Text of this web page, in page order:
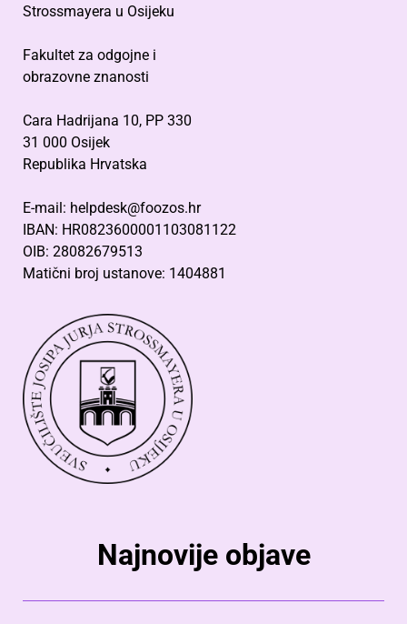
Strossmayera u Osijeku
Fakultet za odgojne i
obrazovne znanosti
Cara Hadrijana 10, PP 330
31 000 Osijek
Republika Hrvatska
E-mail: helpdesk@foozos.hr
IBAN: HR0823600001103081122
OIB: 28082679513
Matični broj ustanove: 1404881
Najnovije objave